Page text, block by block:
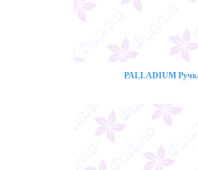
PALLADIUM